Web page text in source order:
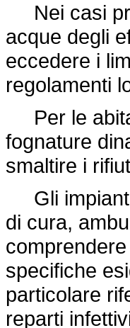
Nei casi
acque degli
eccedere i
regolamenti
Per le
fognature
smaltire i
Gli impianti
di cura,
specifiche
particolare
reparti